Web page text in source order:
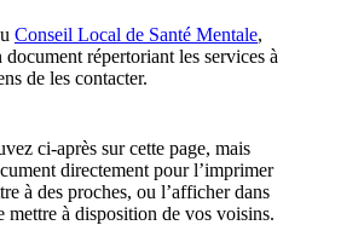
Conseil Local de Santé Mentale,
répertoriant les services à
de les contacter.
ci-après sur cette page, mais
directement pour l’imprimer
à des proches, ou l’afficher dans
mettre à disposition de vos voisins.